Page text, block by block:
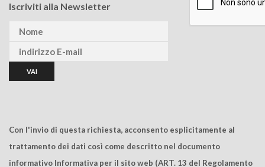
Iscriviti alla Newsletter
Con l'invio di questa richiesta, acconsento esplicitamente al
trattamento dei dati così come descritto nel documento
informativo Informativa per il sito web (ART. 13 del Regolamento